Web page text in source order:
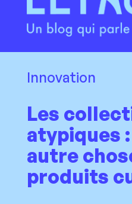
Innovation
Les
atypiques
autre
produits